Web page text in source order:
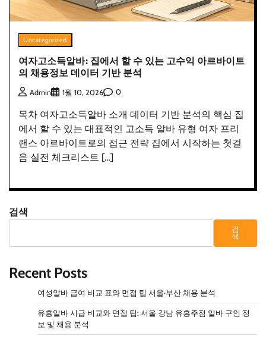
Uncategorized
여자고소득알바: 집에서 할 수 있는 고수익 아르바이트
의 채용정보 데이터 기반 분석
Admin 1월 10, 2026 0
목차 여자고소득알바 소개 데이터 기반 분석의 핵심 집
에서 할 수 있는 대표적인 고소득 알바 유형 여자 프리
랜스 아르바이트로의 접근 전략 집에서 시작하는 첫걸
음 실전 체크리스트 […]
검색
검
색
Recent Posts
여성알바 급여 비교 표와 면접 팁 서울·부산 채용 분석
유흥알바 시급 비교와 면접 팁: 서울 강남 유흥주점 알바 구인 정
보 및 채용 분석